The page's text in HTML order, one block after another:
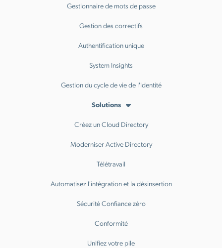
Gestionnaire de mots de passe
Gestion des correctifs
Authentification unique
System Insights
Gestion du cycle de vie de l'identité
Solutions
Créez un Cloud Directory
Moderniser Active Directory
Télétravail
Automatisez l'intégration et la désinsertion
Sécurité Confiance zéro
Conformité
Unifiez votre pile